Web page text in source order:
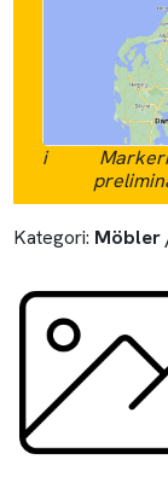
i
Kategori: Möbler